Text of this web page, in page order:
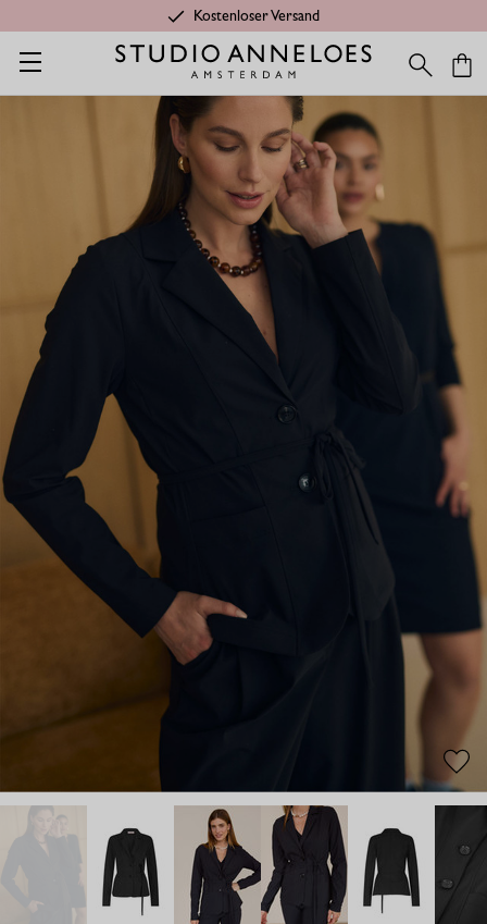
Kostenloser Versand
Startseite Shop Anlässe Basics Clean Blazer - Schwarz